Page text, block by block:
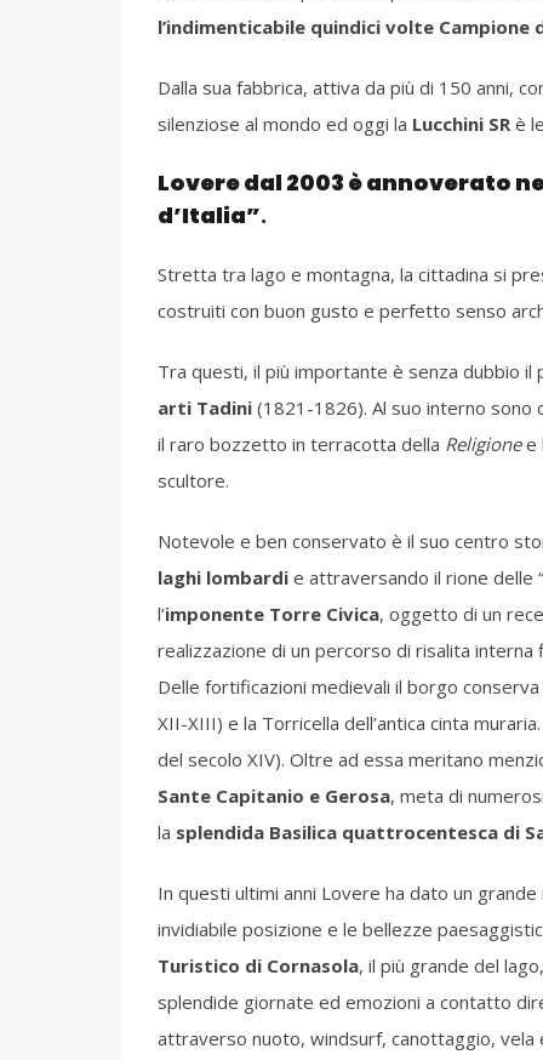
l’indimenticabile quindici volte Campione
Dalla sua fabbrica, attiva da più di 150 anni,
silenziose al mondo ed oggi la Lucchini SR è
Lovere dal 2003 è annoverato
d’Italia”.
Stretta tra lago e montagna, la cittadina si
costruiti con buon gusto e perfetto senso
Tra questi, il più importante è senza dubbio il
arti Tadini (1821-1826). Al suo interno
il raro bozzetto in terracotta della Religionee
scultore.
Notevole e ben conservato è il suo centro
laghi lombardi e attraversando il rione delle
l’imponente Torre Civica, oggetto di un
realizzazione di un percorso di risalita
Delle fortificazioni medievali il borgo
XII-XIII) e la Torricella dell’antica cinta
del secolo XIV). Oltre ad essa meritano
Sante Capitanio e Gerosa, meta di
la splendida Basilica quattrocentesca di
In questi ultimi anni Lovere ha dato un
invidiabile posizione e le bellezze
Turistico di Cornasola, il più grande del
splendide giornate ed emozioni a contatto
attraverso nuoto, windsurf, canottaggio, vela